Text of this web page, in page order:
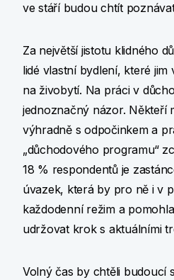
ve stáří budou chtít
Za největší jistotu klidného
lidé vlastní bydlení, které
na živobytí. Na práci v
jednoznačný názor. Někteří
výhradně s odpočinkem a
„důchodového programu“
18 % respondentů je
úvazek, která by pro ně i v
každodenní režim a
udržovat krok s aktuálními
Volný čas by chtěli budoucí